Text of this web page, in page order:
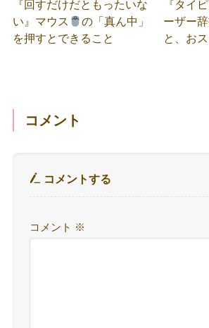
『回すだけだともったいな
い』マウス
の「真ん中」
を押すとできること
『タイ
ーザー
と、お
コメント
コメントする
コメント ※